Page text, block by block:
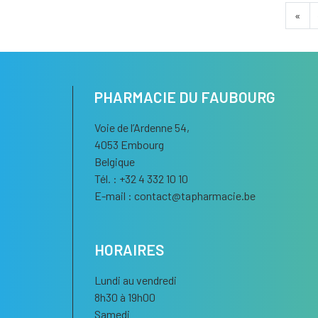
«
PHARMACIE DU FAUBOURG
Voie de l’Ardenne 54,
4053 Embourg
Belgique
Tél. : +32 4 332 10 10
E-mail : contact@tapharmacie.be
HORAIRES
Lundi au vendredi
8h30 à 19h00
Samedi